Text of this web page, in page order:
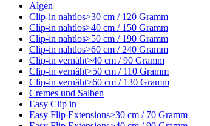
Algen
Clip-in nahtlos>30 cm / 120 Gramm
Clip-in nahtlos>40 cm / 150 Gramm
Clip-in nahtlos>50 cm / 190 Gramm
Clip-in nahtlos>60 cm / 240 Gramm
Clip-in vernäht>40 cm / 90 Gramm
Clip-in vernäht>50 cm / 110 Gramm
Clip-in vernäht>60 cm / 130 Gramm
Cremes und Salben
Easy Clip in
Easy Flip Extensions>30 cm / 70 Gramm